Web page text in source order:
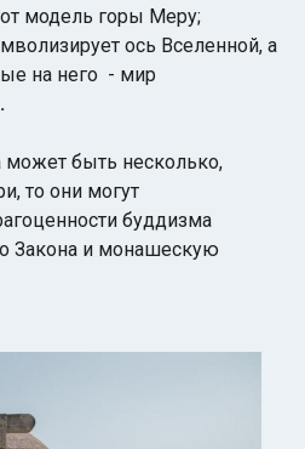
модель горы Меру;
ось Вселенной, а
на него - мир
.
быть несколько,
то они могут
буддизма
Закона и монашескую